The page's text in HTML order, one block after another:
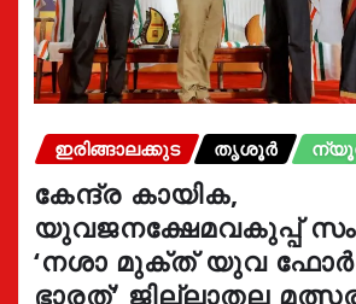
ഇരിങ്ങാലക്കുട തൃശൂർ
കേന്ദ്ര കായിക,
യുവജനക്ഷേമവകുപ്പ്
‘നശാ മുക്ത് യുവ ഫോർ
ഭാരത്’ ജില്ലാതല